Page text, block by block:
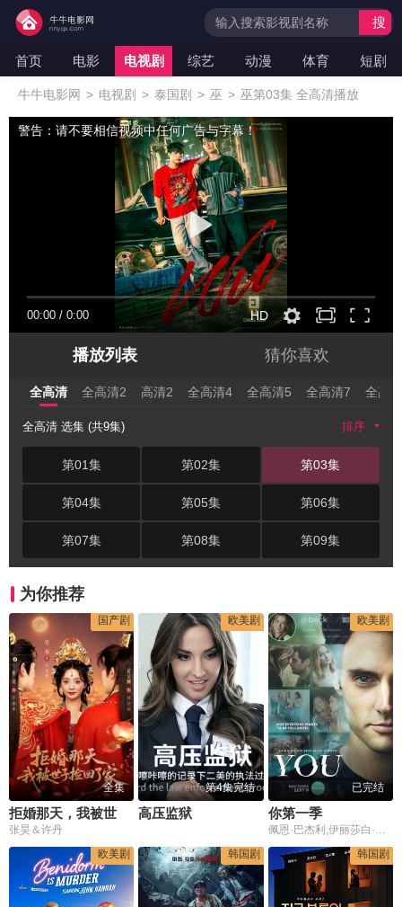
首页 电影 电视剧 综艺 动漫 体育 短剧
搜
牛牛电影网 > 电视剧 > 泰国剧 > 巫 > 巫第03集 全高清播放
00:00 / 0:00 HD
警告：请不要相信视频中任何广告与字幕！
播放列表 猜你喜欢
全高清 全高清2 高清2 全高清4 全高清5 全高清7 全高
全高清 选集 (共9集) 排序
第01集 第02集 第03集
第04集 第05集 第06集
第07集 第08集 第09集
为你推荐
国产剧
全集
张昊＆许丹
欧美剧
第4集完结
高压监狱
欧美剧
已完结
你第一季
佩恩·巴杰利,伊丽莎白·莱尔,卢卡·帕多凡,扎克·切利,薛·米契尔,妮科尔·康,凯思琳·加拉格尔,丹尼尔·科斯格罗夫,维多利亚·卡塔赫纳,哈莉·尼夫,卢·泰勒·普奇,Gianni,Ciardiello,马克·布鲁姆,克里斯汀托伊约翰逊,瑞格·罗杰斯,安拜·柴尔德斯,Michael,Maize,曼尼·古普塔,约翰·斯塔莫斯,迈克尔·帕克,艾米莉·贝吉尔,James,DeFilippi,卢克·大卫·扬,克利夫·莫伊伦,Sean,David,Cooper,Mehdi,Barakchian,Patrick,K.
欧美剧
韩国剧 韩国剧